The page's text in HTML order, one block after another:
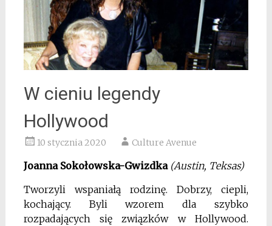
W cieniu legendy
Hollywood
10 stycznia 2020 Culture Avenue
Joanna Sokołowska-Gwizdka (Austin, Teksas)
Tworzyli wspaniałą rodzinę. Dobrzy, ciepli,
kochający. Byli wzorem dla szybko
rozpadających się związków w Hollywood.